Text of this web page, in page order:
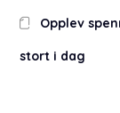
Opplev
stort i dag